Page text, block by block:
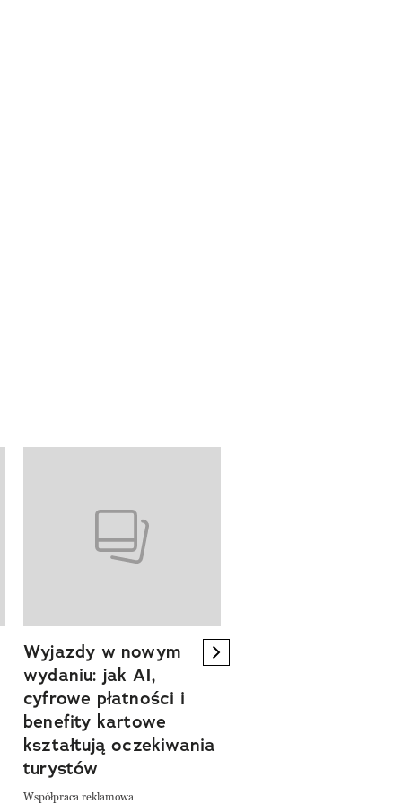
Wyjazdy w nowym
wydaniu: jak AI,
cyfrowe płatności i
benefity kartowe
kształtują oczekiwania
turystów
Współpraca reklamowa
next element